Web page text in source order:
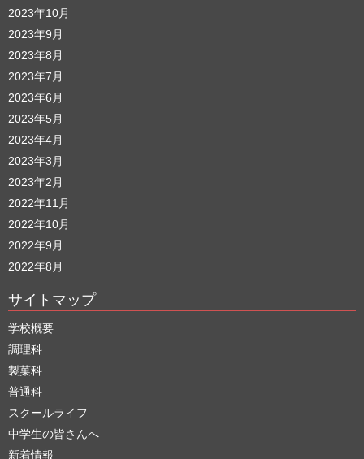
2023年10月
2023年9月
2023年8月
2023年7月
2023年6月
2023年5月
2023年4月
2023年3月
2023年2月
2022年11月
2022年10月
2022年9月
2022年8月
サイトマップ
学校概要
調理科
製菓科
普通科
スクールライフ
中学生の皆さんへ
新着情報